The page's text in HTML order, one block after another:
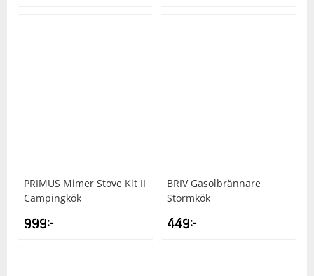
PRIMUS Mimer Stove Kit II
Campingkök
999kr
BRIV Gasolbrännare
Stormkök
449kr